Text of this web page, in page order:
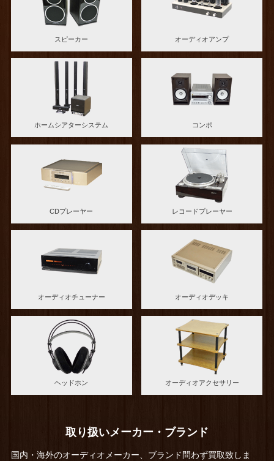
スピーカー オーディオアンプ
ホームシアターシステム コンポ
CDプレーヤー レコードプレーヤー
オーディオチューナー オーディオデッキ
ヘッドホン オーディオアクセサリー
取り扱いメーカー・ブランド
国内・海外のオーディオメーカー、ブランド問わず買取致しま